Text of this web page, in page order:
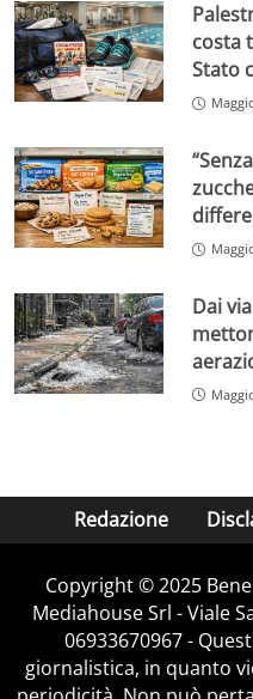
costa
Stato
Dai
Redazione
Copyright © 2025
Mediahouse Srl - Viale
06933670967 -
giornalistica, in quanto